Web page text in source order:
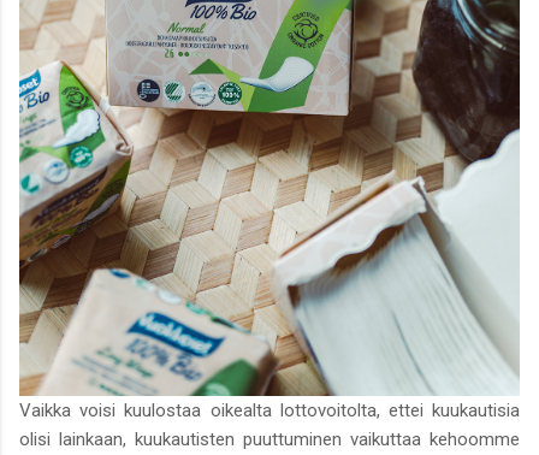
Vaikka voisi kuulostaa oikealta lottovoitolta, ettei kuukautisia
olisi lainkaan, kuukautisten puuttuminen vaikuttaa kehoomme